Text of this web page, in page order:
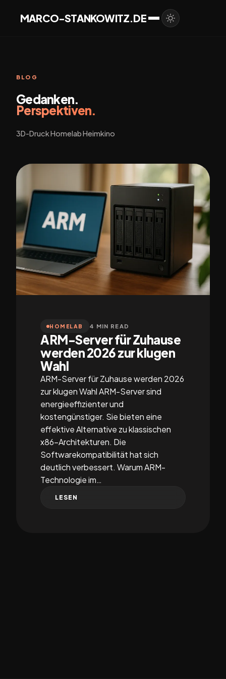
MARCO-STANKOWITZ.DE
BLOG
Gedanken.
Perspektiven.
3D-Druck Homelab Heimkino
HOMELAB 4 MIN READ
ARM-Server für Zuhause
werden 2026 zur klugen
Wahl
ARM-Server für Zuhause werden 2026
zur klugen Wahl ARM-Server sind
energieeffizienter und
kostengünstiger. Sie bieten eine
effektive Alternative zu klassischen
x86-Architekturen. Die
Softwarekompatibilität hat sich
deutlich verbessert. Warum ARM-
Technologie im…
LESEN